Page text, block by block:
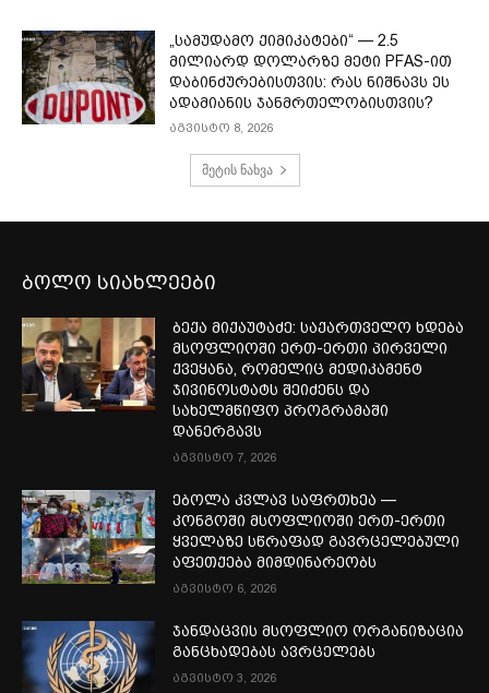
„სამუდამო ქიმიკატები“ — 2.5
მილიარდ დოლარზე მეტი PFAS-ით
დაბინძურებისთვის: რას ნიშნავს ეს
ადამიანის ჯანმრთელობისთვის?
აგვისტო 8, 2026
მეტის ნახვა
ბოლო სიახლეები
ბექა მიქაუტაძე: საქართველო ხდება
მსოფლიოში ერთ-ერთი პირველი
ქვეყანა, რომელიც მედიკამენტ
ჯივინოსტატს შეიძენს და
სახელმწიფო პროგრამაში
დანერგავს
აგვისტო 7, 2026
ებოლა კვლავ საფრთხეა —
კონგოში მსოფლიოში ერთ-ერთი
ყველაზე სწრაფად გავრცელებული
აფეთქება მიმდინარეობს
აგვისტო 6, 2026
ჯანდაცვის მსოფლიო ორგანიზაცია
განცხადებას ავრცელებს
აგვისტო 3, 2026